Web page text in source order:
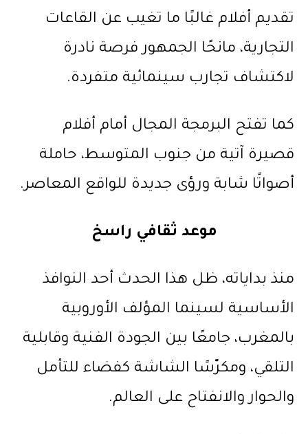
تقديم أفلام غالبًا ما تغيب عن القاعات
التجارية، مانحًا الجمهور فرصة نادرة
لاكتشاف تجارب سينمائية متفردة.
كما تفتح البرمجة المجال أمام أفلام
قصيرة آتية من جنوب المتوسط، حاملة
أصواتًا شابة ورؤى جديدة للواقع المعاصر.
موعد ثقافي راسخ
منذ بداياته، ظل هذا الحدث أحد النوافذ
الأساسية لسينما المؤلف الأوروبية
بالمغرب، جامعًا بين الجودة الفنية وقابلية
التلقي، ومكرّسًا الشاشة كفضاء للتأمل
والحوار والانفتاح على العالم.